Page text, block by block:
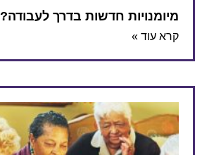
מיומנויות חדשות בדרך לעבודה?
קרא עוד »